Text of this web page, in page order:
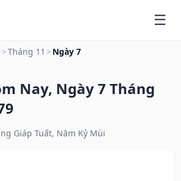
>Tháng 11 > Ngày 7
Nay, Ngày 7 Tháng
Giáp Tuất, Năm Kỷ Mùi